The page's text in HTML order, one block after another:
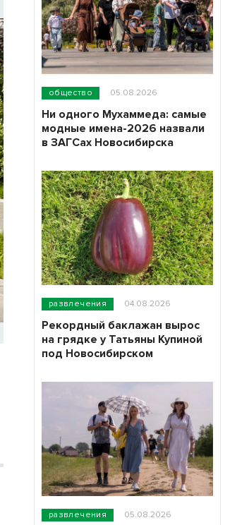
общество 05.08.2026
Ни одного Мухаммеда: самые
модные имена-2026 назвали
в ЗАГСах Новосибирска
развлечения 04.08.2026
Рекордный баклажан вырос
на грядке у Татьяны Купиной
под Новосибирском
развлечения 05.08.2026